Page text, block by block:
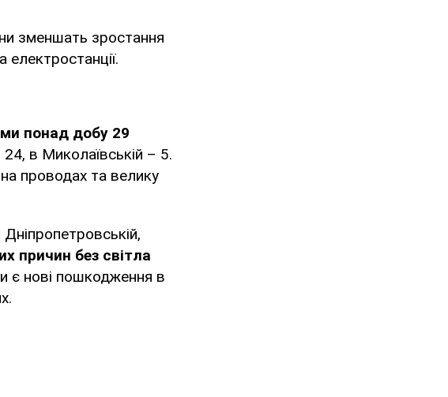
зменшать зростання
понад добу 29
в Миколаївській – 5.
проводах та велику
причин без світла
є нові пошкодження в